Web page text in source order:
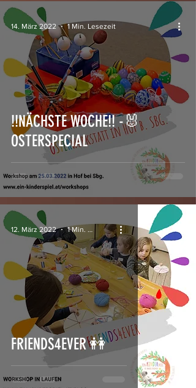
!!NÄCHSTE WOCHE!! -🐰
OSTERSPECIAL
14. März 2022 1 Min. Lesezeit
FRIENDS4EVER 👭
12. März 2022 1 Min. Lesezeit